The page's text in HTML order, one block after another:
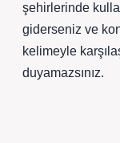
şehirlerinde
giderseniz ve
kelimeyle
duyamazsınız.